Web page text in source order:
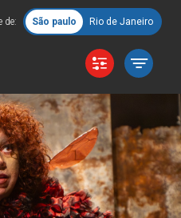
de: São paulo Rio de Janeiro